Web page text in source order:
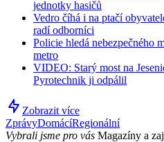
jednotky hasičů
Vedro číhá i na ptačí
radí odborníci
Policie hledá nebezpečného
metro
VIDEO: Starý most na
Pyrotechnik ji odpálil
Zobrazit více
ZprávyDomácíRegionální
Vybrali jsme pro vás Magazíny a